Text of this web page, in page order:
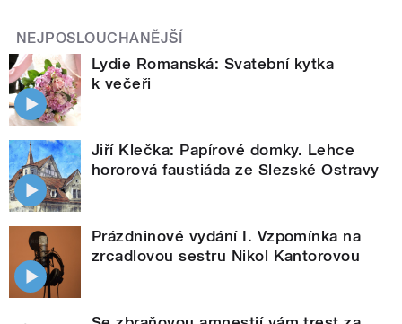
NEJPOSLOUCHANĚJŠÍ
Lydie Romanská: Svatební kytka
k večeři
Jiří Klečka: Papírové domky. Lehce
hororová faustiáda ze Slezské Ostravy
Prázdninové vydání I. Vzpomínka na
zrcadlovou sestru Nikol Kantorovou